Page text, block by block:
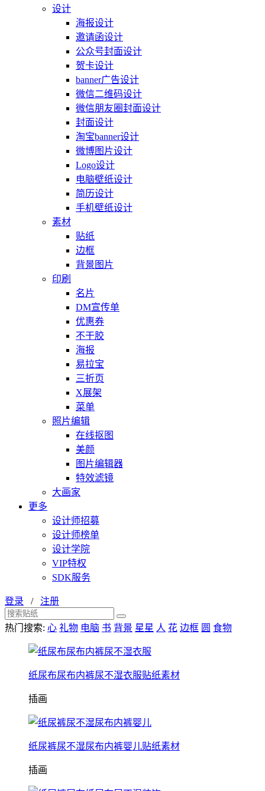
设计
海报设计
邀请函设计
公众号封面设计
贺卡设计
banner广告设计
微信二维码设计
微信朋友圈封面设计
封面设计
淘宝banner设计
微博图片设计
Logo设计
电脑壁纸设计
简历设计
手机壁纸设计
素材
贴纸
边框
背景图片
印刷
名片
DM宣传单
优惠券
不干胶
海报
易拉宝
三折页
X展架
菜单
照片编辑
在线抠图
美颜
图片编辑器
特效滤镜
大画家
更多
设计师招募
设计师榜单
设计学院
VIP特权
SDK服务
登录 / 注册
热门搜索: 心 礼物 电脑 书 背景 星星 人 花 边框 圆 食物
纸尿布尿布内裤尿不湿衣服贴纸素材
插画
纸尿裤尿不湿尿布内裤婴儿贴纸素材
插画